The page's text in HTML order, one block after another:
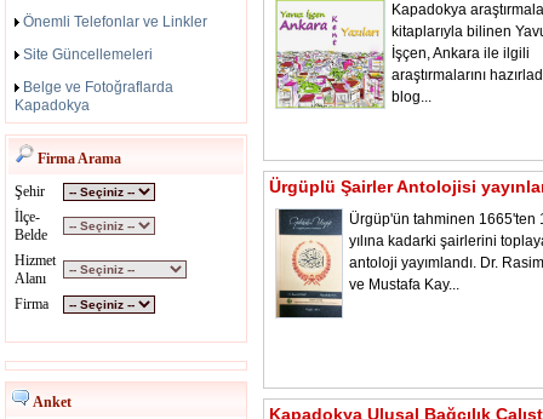
Önemli Telefonlar ve Linkler
Site Güncellemeleri
Belge ve Fotoğraflarda
Kapadokya
Firma Arama
Şehir
İlçe-
Belde
Hizmet
Alanı
Firma
Anket
Kapadokya
kitaplarıyla bilinen
İşçen, Ankara ile ilgili
araştırmalarını
blog...
Ürgüplü Şairler Antolojisi
Ürgüp'ün tahminen 1665'ten
yılına kadarki şairlerini
antoloji yayımlandı. Dr.
ve Mustafa Kay...
Kapadokya Ulusal Bağcılık